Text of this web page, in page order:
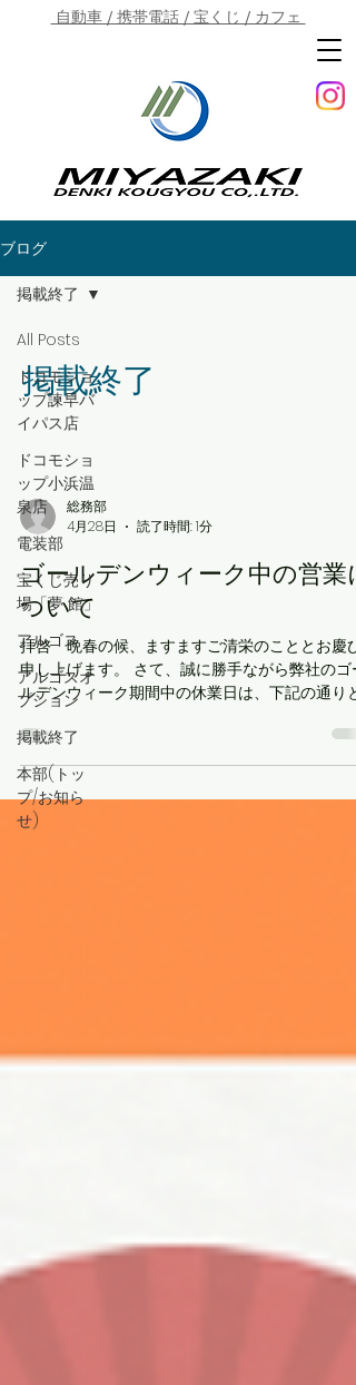
自動車 / 携帯電話 / 宝くじ / カフェ
ブログ
All Posts
ドコモショ
ップ諫早バ
イパス店
ドコモショ
ップ小浜温
泉店
電装部
宝くじ売り
場「夢 館」
アルゴス
アルゴスオ
プション
掲載終了
本部(トッ
プ/お知ら
せ)
掲載終了
掲載終了
総務部
4月28日
読了時間: 1分
ゴールデンウィーク中の営業に
ついて
拝啓 晩春の候、ますますご清栄のこととお慶び
申し上げます。 さて、誠に勝手ながら弊社のゴー
ルデンウィーク期間中の休業日は、下記の通りと
おかけいたしますが何卒ご容赦くださいますよう
お願い申し上げます。
敬具 【電装
部】 休業期間 2026年5月3日(日)～2026年5月